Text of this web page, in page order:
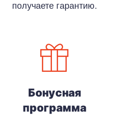
получаете гарантию.
Бонусная
программа